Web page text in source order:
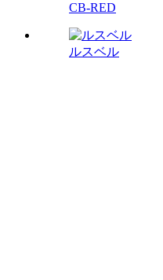
CB-RED
ルスベル